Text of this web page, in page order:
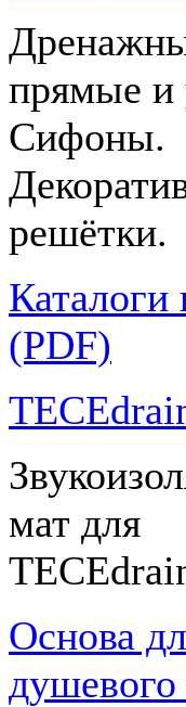
прямые и
Сифоны.
решётки.
(PDF)
мат для
Основа
душевого